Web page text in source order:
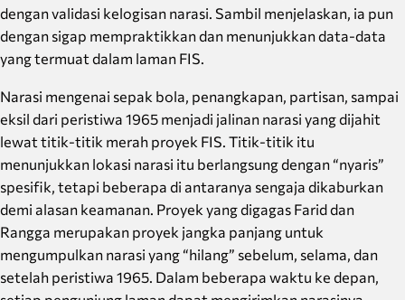
dengan validasi kelogisan narasi. Sambil menjelaskan, ia pun
dengan sigap mempraktikkan dan menunjukkan data-data
yang termuat dalam laman FIS.
Narasi mengenai sepak bola, penangkapan, partisan, sampai
eksil dari peristiwa 1965 menjadi jalinan narasi yang dijahit
lewat titik-titik merah proyek FIS. Titik-titik itu
menunjukkan lokasi narasi itu berlangsung dengan “nyaris”
spesifik, tetapi beberapa di antaranya sengaja dikaburkan
demi alasan keamanan. Proyek yang digagas Farid dan
Rangga merupakan proyek jangka panjang untuk
mengumpulkan narasi yang “hilang” sebelum, selama, dan
setelah peristiwa 1965. Dalam beberapa waktu ke depan,